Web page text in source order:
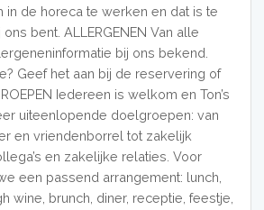
in de horeca te werken en dat is te
bent. ALLERGENEN Van alle
bij ons bekend.
Geef het aan bij de reservering of
Iedereen is welkom en Ton’s
uiteenlopende doelgroepen: van
en vriendenborrel tot zakelijk
en zakelijke relaties. Voor
een passend arrangement: lunch,
wine, brunch, diner, receptie, feestje,